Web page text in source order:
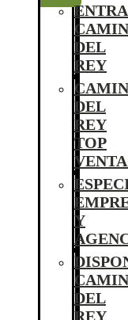
DEL
REY
DEL
REY
TOP
Y
DEL
REY